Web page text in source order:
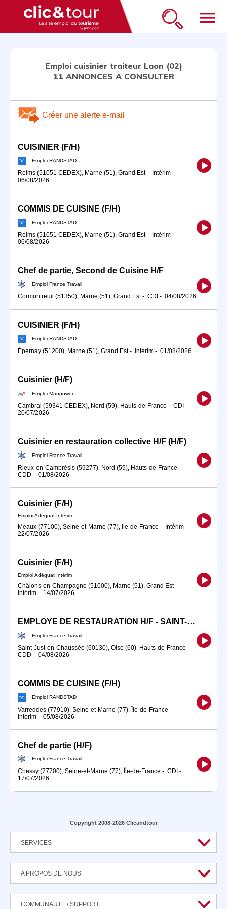
menu
Emploi cuisinier traiteur Laon (02)
11 ANNONCES A CONSULTER
Créer une alerte e-mail
CUISINIER (F/H)
Emploi RANDSTAD
Reims (51051 CEDEX), Marne (51), Grand Est- Intérim -
06/08/2026
COMMIS DE CUISINE (F/H)
Emploi RANDSTAD
Reims (51051 CEDEX), Marne (51), Grand Est- Intérim -
06/08/2026
Chef de partie, Second de Cuisine H/F
Emploi France Travail
Cormontreuil (51350), Marne (51), Grand Est- CDI - 04/08/2026
CUISINIER (F/H)
Emploi RANDSTAD
Épernay (51200), Marne (51), Grand Est- Intérim - 01/08/2026
Cuisinier (H/F)
Emploi Manpower
Cambrai (59341 CEDEX), Nord (59), Hauts-de-France - CDI -
20/07/2026
Cuisinier en restauration collective H/F (H/F)
Emploi France Travail
Rieux-en-Cambrésis (59277), Nord (59), Hauts-de-France -
CDD - 01/08/2026
Cuisinier (F/H)
Emploi Adéquat Intérim
Meaux (77100), Seine-et-Marne (77), Île-de-France - Intérim -
22/07/2026
Cuisinier (F/H)
Emploi Adéquat Intérim
Châlons-en-Champagne (51000), Marne (51), Grand Est-
Intérim - 14/07/2026
EMPLOYE DE RESTAURATION H/F - SAINT-JUST-EN-CHAUSSEE - CDD (H/F)
Emploi France Travail
Saint-Just-en-Chaussée (60130), Oise (60), Hauts-de-France -
CDD - 04/08/2026
COMMIS DE CUISINE (F/H)
Emploi RANDSTAD
Varreddes (77910), Seine-et-Marne (77), Île-de-France -
Intérim - 05/08/2026
Chef de partie (H/F)
Emploi France Travail
Chessy (77700), Seine-et-Marne (77), Île-de-France - CDI -
17/07/2026
Copyright 2008-2026 Clicandtour
SERVICES
A PROPOS DE NOUS
COMMUNAUTE / SUPPORT